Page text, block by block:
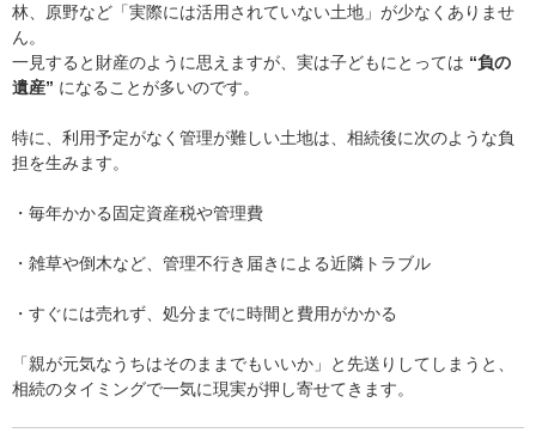
林、原野など「実際には活用されていない土地」が少なくありませ
ん。
一見すると財産のように思えますが、実は子どもにとっては “負の
遺産” になることが多いのです。
特に、利用予定がなく管理が難しい土地は、相続後に次のような負
担を生みます。
・毎年かかる固定資産税や管理費
・雑草や倒木など、管理不行き届きによる近隣トラブル
・すぐには売れず、処分までに時間と費用がかかる
「親が元気なうちはそのままでもいいか」と先送りしてしまうと、
相続のタイミングで一気に現実が押し寄せてきます。